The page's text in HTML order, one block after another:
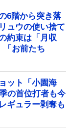
6階から突き落
ュウの使い捨て
約束は「月収
「お前たち
ット「小園海
の首位打者も今
ギュラー剥奪も